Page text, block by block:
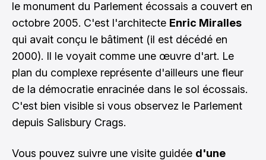
le monument du Parlement écossais a couvert en
octobre 2005. C'est l'architecte Enric Miralles
qui avait conçu le bâtiment (il est décédé en
2000). Il le voyait comme une œuvre d'art. Le
plan du complexe représente d'ailleurs une fleur
de la démocratie enracinée dans le sol écossais.
C'est bien visible si vous observez le Parlement
depuis Salisbury Crags.
Vous pouvez suivre une visite guidée d'une